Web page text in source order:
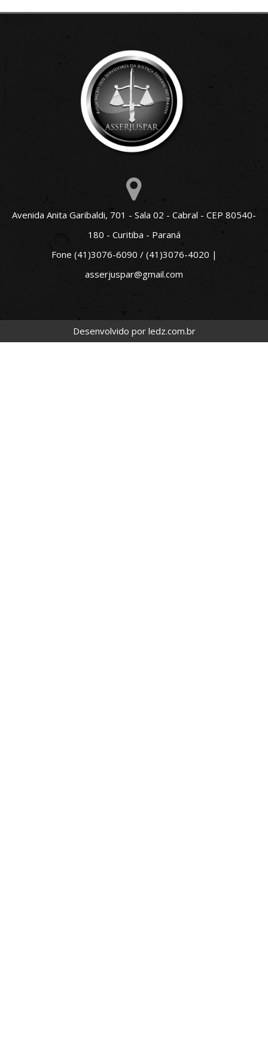
Avenida Anita Garibaldi, 701 - Sala 02 - Cabral - CEP 80540-
180 - Curitiba - Paraná
Fone (41)3076-6090 / (41)3076-4020 |
asserjuspar@gmail.com
Desenvolvido por ledz.com.br